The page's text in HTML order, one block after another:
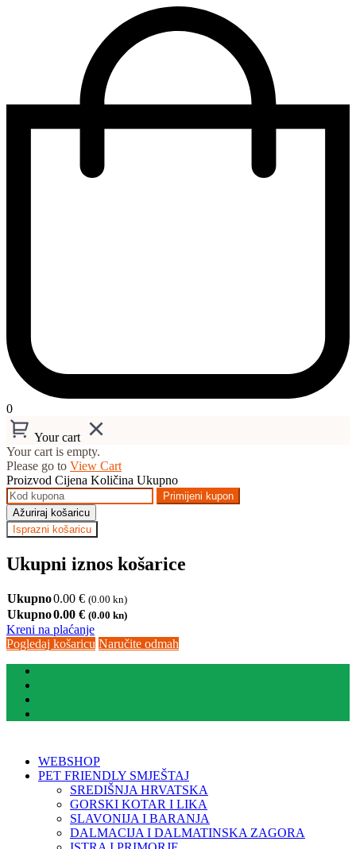
0
Your cart
Your cart is empty.
Please go to View Cart
Proizvod Cijena Količina Ukupno
Primijeni kupon
Ažuriraj košaricu
Isprazni košaricu
Ukupni iznos košarice
Ukupno0.00 € (0.00 kn)
Ukupno0.00 € (0.00 kn)
Kreni na plaćanje
Pogledaj košaricu Naručite odmah
WEBSHOP
PET FRIENDLY SMJEŠTAJ
SREDIŠNJA HRVATSKA
GORSKI KOTAR I LIKA
SLAVONIJA I BARANJA
DALMACIJA I DALMATINSKA ZAGORA